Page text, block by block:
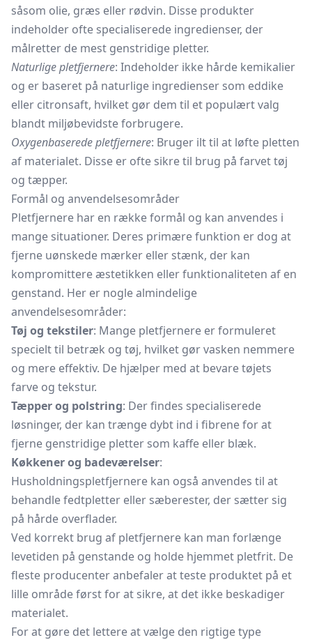
såsom olie, græs eller rødvin. Disse produkter
indeholder ofte specialiserede ingredienser, der
målretter de mest genstridige pletter.
Naturlige pletfjernere: Indeholder ikke hårde kemikalier
og er baseret på naturlige ingredienser som eddike
eller citronsaft, hvilket gør dem til et populært valg
blandt miljøbevidste forbrugere.
Oxygenbaserede pletfjernere: Bruger ilt til at løfte pletten
af materialet. Disse er ofte sikre til brug på farvet tøj
og tæpper.
Formål og anvendelsesområder
Pletfjernere har en række formål og kan anvendes i
mange situationer. Deres primære funktion er dog at
fjerne uønskede mærker eller stænk, der kan
kompromittere æstetikken eller funktionaliteten af en
genstand. Her er nogle almindelige
anvendelsesområder:
Tøj og tekstiler: Mange pletfjernere er formuleret
specielt til betræk og tøj, hvilket gør vasken nemmere
og mere effektiv. De hjælper med at bevare tøjets
farve og tekstur.
Tæpper og polstring: Der findes specialiserede
løsninger, der kan trænge dybt ind i fibrene for at
fjerne genstridige pletter som kaffe eller blæk.
Køkkener og badeværelser:
Husholdningspletfjernere kan også anvendes til at
behandle fedtpletter eller sæberester, der sætter sig
på hårde overflader.
Ved korrekt brug af pletfjernere kan man forlænge
levetiden på genstande og holde hjemmet pletfrit. De
fleste producenter anbefaler at teste produktet på et
lille område først for at sikre, at det ikke beskadiger
materialet.
For at gøre det lettere at vælge den rigtige type